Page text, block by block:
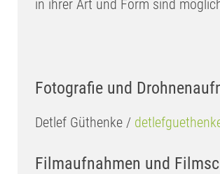
in ihrer Art und Form sind
Fotografie und
Detlef Güthenke /
Filmaufnahmen und